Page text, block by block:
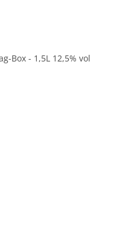
Box - 1,5L 12,5% vol
4.8 von 5 Sternen